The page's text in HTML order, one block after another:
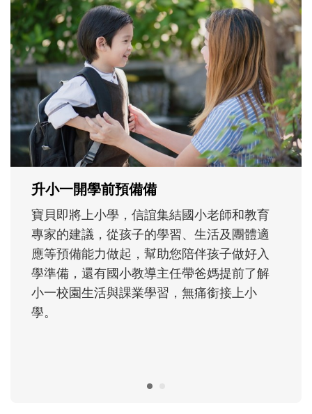
和孩子一起長大的那個男人│讀懂父親的
不同模樣
沒有人天生就擅長當爸爸！男人總是在一次
次「前所未有」的體驗中，跟著孩子一起長
大。從給予安全感的肢體遊戲，到獨立自
主、角色認同及解決問題的能力養成。爸爸
正嘗試用不同的模樣，參與孩子每個重要的